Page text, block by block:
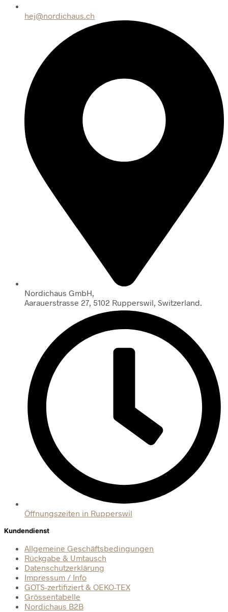
hej@nordichaus.ch
Nordichaus GmbH,
Aarauerstrasse 27, 5102 Rupperswil, Switzerland.
Öffnungszeiten in Rupperswil
Kundendienst
Allgemeine Geschäftsbedingungen
Rückgabe & Umtausch
Datenschutzerklärung
Impressum / Info
GOTS-zertifiziert & OEKO-TEX
Grössentabelle
Nordichaus B2B